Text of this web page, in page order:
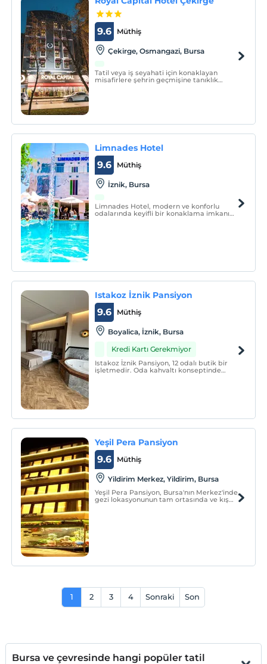
Müthiş
9.6
Çekirge, Osmangazi, Bursa
Tatil veya iş seyahati için konaklayan
misafirlere şehrin geçmişine tanıklık
Limnades Hotel
Müthiş
9.6
İznik, Bursa
Limnades Hotel, modern ve konforlu
odalarında keyifli bir konaklama imkanı
Istakoz İznik Pansiyon
Müthiş
9.6
Boyalica, İznik, Bursa
Kredi Kartı Gerekmiyor
Istakoz İznik Pansiyon, 12 odalı butik bir
işletmedir. Oda kahvaltı konseptinde
Yeşil Pera Pansiyon
Müthiş
9.6
Yildirim Merkez, Yildirim, Bursa
Yeşil Pera Pansiyon, Bursa'nın Merkez'inde,
gezi lokasyonunun tam ortasında ve kış
1 2 3 4 Sonraki Son
Bursa ve çevresinde hangi popüler tatil